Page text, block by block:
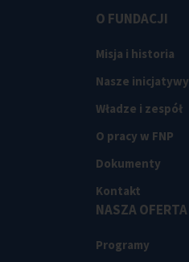
O FUNDACJI
Misja i historia
Nasze inicjatywy
Władze i zespół
O pracy w FNP
Dokumenty
Kontakt
NASZA OFERTA
Programy